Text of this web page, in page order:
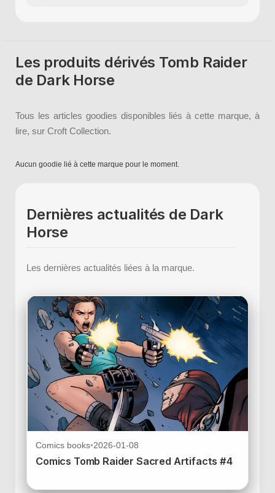
Les produits dérivés Tomb Raider
de Dark Horse
Tous les articles goodies disponibles liés à cette marque, à
lire, sur Croft Collection.
Aucun goodie lié à cette marque pour le moment.
Dernières actualités de Dark
Horse
Les dernières actualités liées à la marque.
Comics books•2026-01-08
Comics Tomb Raider Sacred Artifacts #4